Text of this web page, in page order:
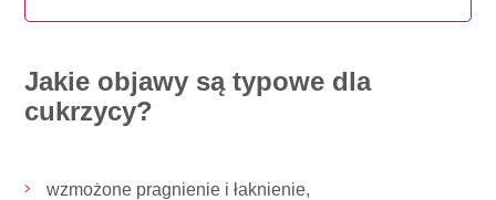
Jakie objawy są typowe dla
cukrzycy?
wzmożone pragnienie i łaknienie,